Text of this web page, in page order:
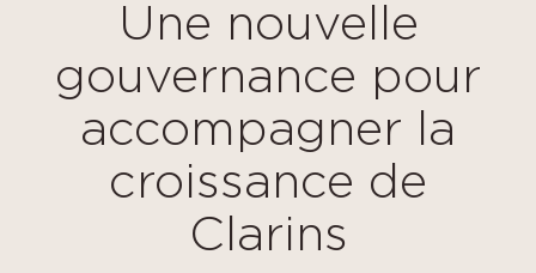
Une nouvelle
gouvernance pour
accompagner la
croissance de
Clarins